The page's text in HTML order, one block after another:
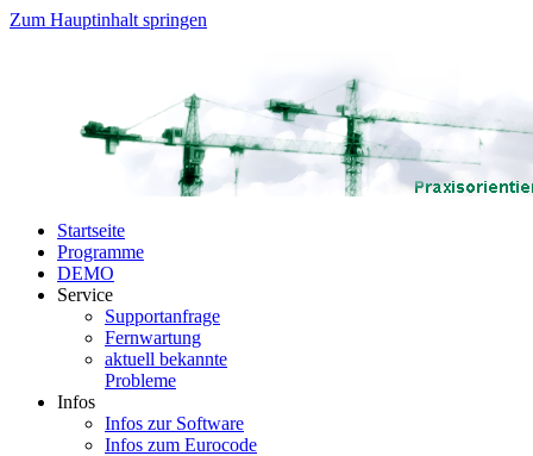
Zum Hauptinhalt springen
Startseite
Programme
DEMO
Service
Supportanfrage
Fernwartung
aktuell bekannte
Probleme
Infos
Infos zur Software
Infos zum Eurocode